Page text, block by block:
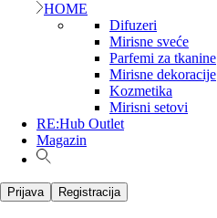
HOME
Difuzeri
Mirisne sveće
Parfemi za tkanine
Mirisne dekoracije
Kozmetika
Mirisni setovi
RE:Hub Outlet
Magazin
Prijava Registracija